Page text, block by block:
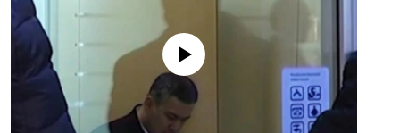
No media source currently available